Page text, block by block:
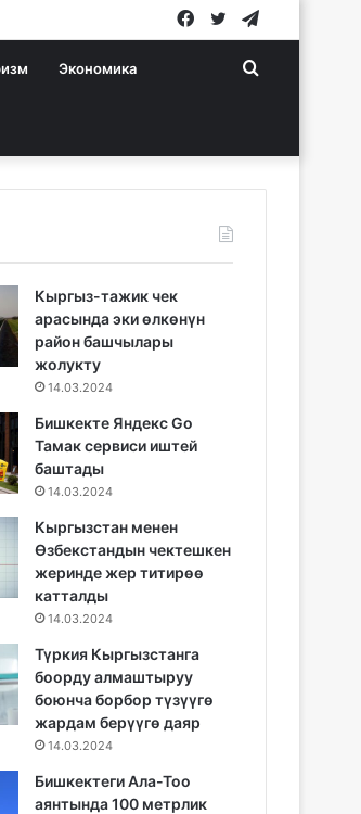
Twitter
Facebook
Экономика Search
Кыргыз-тажик чек
арасында эки өлкөнүн
район башчылары
жолукту
14.03.2024
Бишкекте Яндекс Go
Тамак сервиси иштей
баштады
14.03.2024
Кыргызстан менен
Өзбекстандын чектешкен
жеринде жер титирөө
катталды
14.03.2024
Түркия Кыргызстанга
боорду алмаштыруу
боюнча борбор түзүүгө
жардам берүүгө даяр
14.03.2024
Бишкектеги Ала-Тоо
аянтында 100 метрлик